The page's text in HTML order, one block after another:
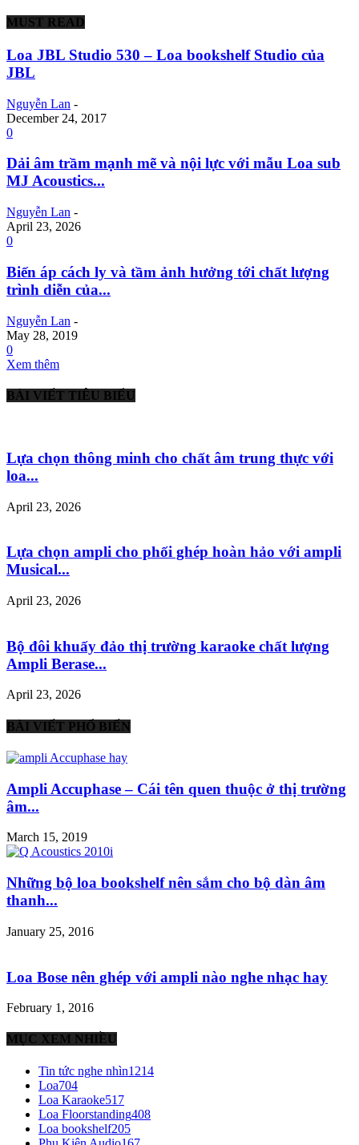
MUST READ
Loa JBL Studio 530 – Loa bookshelf Studio của
JBL
Nguyễn Lan -
December 24, 2017
0
Dải âm trầm mạnh mẽ và nội lực với mẫu Loa sub
MJ Acoustics...
Nguyễn Lan -
April 23, 2026
0
Biến áp cách ly và tầm ảnh hưởng tới chất lượng
trình diễn của...
Nguyễn Lan -
May 28, 2019
0
Xem thêm
BÀI VIẾT TIÊU BIỂU
Lựa chọn thông minh cho chất âm trung thực với
loa...
April 23, 2026
Lựa chọn ampli cho phối ghép hoàn hảo với ampli
Musical...
April 23, 2026
Bộ đôi khuấy đảo thị trường karaoke chất lượng
Ampli Berase...
April 23, 2026
BÀI VIẾT PHỔ BIẾN
Ampli Accuphase – Cái tên quen thuộc ở thị trường
âm...
March 15, 2019
Những bộ loa bookshelf nên sắm cho bộ dàn âm
thanh...
January 25, 2016
Loa Bose nên ghép với ampli nào nghe nhạc hay
February 1, 2016
MỤC XEM NHIỀU
Tin tức nghe nhìn1214
Loa704
Loa Karaoke517
Loa Floorstanding408
Loa bookshelf205